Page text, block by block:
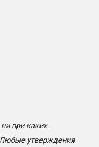
при каких
Любые утверждения